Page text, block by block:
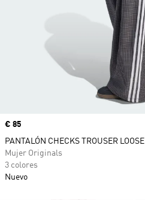
Precio
€ 85
PANTALÓN CHECKS TROUSER LOOSE
Mujer Originals
3 colores
Nuevo